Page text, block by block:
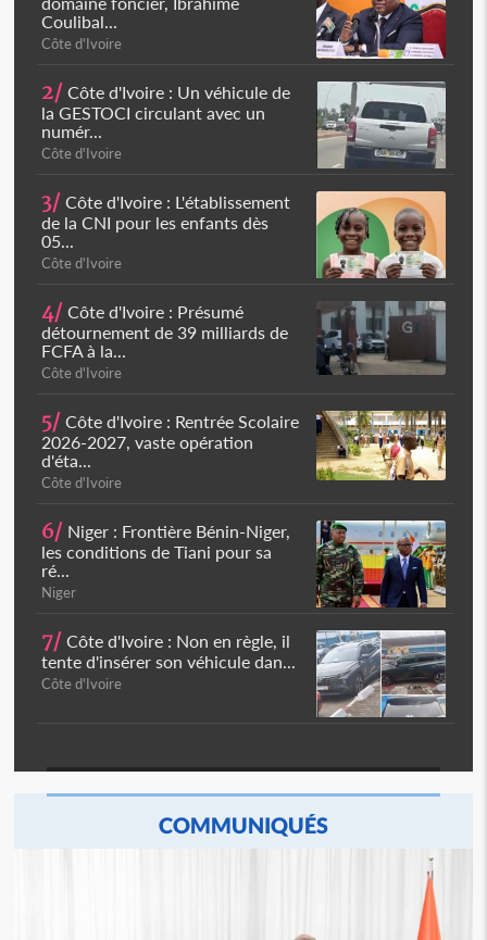
Coulibal...
Côte d'Ivoire
2/ Côte d'Ivoire : Un véhicule de
la GESTOCI circulant avec un
numér...
Côte d'Ivoire
3/ Côte d'Ivoire : L'établissement
de la CNI pour les enfants dès
05...
Côte d'Ivoire
4/ Côte d'Ivoire : Présumé
détournement de 39 milliards de
FCFA à la...
Côte d'Ivoire
5/ Côte d'Ivoire : Rentrée Scolaire
2026-2027, vaste opération
d'éta...
Côte d'Ivoire
6/ Niger : Frontière Bénin-Niger,
les conditions de Tiani pour sa
ré...
Niger
7/ Côte d'Ivoire : Non en règle, il
tente d'insérer son véhicule dan...
Côte d'Ivoire
COMMUNIQUÉS